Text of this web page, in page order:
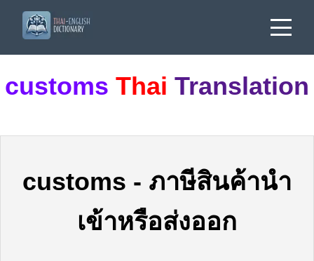
customs Thai Translation
customs - ภาษีสินค้านำ
เข้าหรือส่งออก